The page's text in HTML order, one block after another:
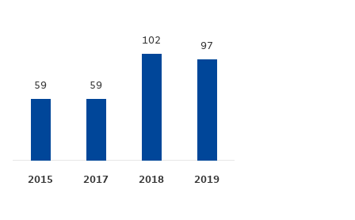
2015
59
2017
59
2018
102
2019
97